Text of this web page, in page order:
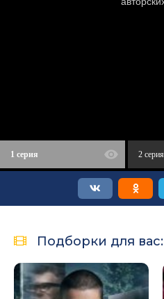
1 серия 2 серия
Подборки для вас: